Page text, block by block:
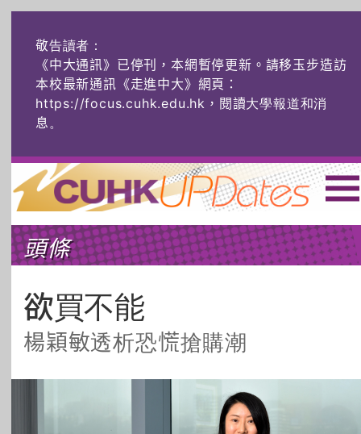
敬告讀者：
《中大通訊》已停刊，本網暫停更新。請移玉步造訪
本校最新通訊《走進中大》網頁：
https://focus.cuhk.edu.hk，閱讀大學報道和消
息。
主頁 | ENG | 简体 |
頭條 榜上友名 學術探奇
社創薈動
藝士匹靈 雅共賞
頭條
欲買不能
楊穎敏透析恐慌搶購潮